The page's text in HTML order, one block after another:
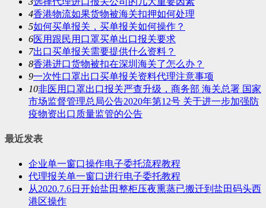
4香港物流如果货物被海关扣押如何处理
5如何买单报关，买单报关如何操作？
6医用跟民用口罩买单出口报关要求
7出口买单报关需要提供什么资料？
8香港进口货物被扣在深圳海关了怎么办？
9一次性口罩出口买单报关资料代理注意事项
10非医用口罩出口报关严查升级，商务部 海关总署 国家
市场监督管理总局公告2020年第12号 关于进一步加强防
疫物资出口质量监管的公告
最近发表
企业单一窗口操作电子委托流程教程
代理报关单一窗口进行电子委托教程
从2020.7.6日开始盐田整柜压夜熏蒸已搬迁到盐田码头西
港区操作